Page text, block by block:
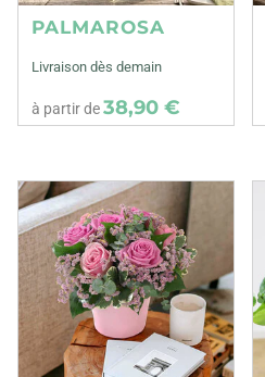
PALMAROSA
Livraison dès demain
à partir de38,90 €